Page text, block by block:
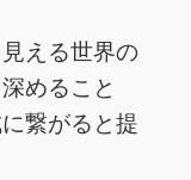
える世界の
めること
繋がると提